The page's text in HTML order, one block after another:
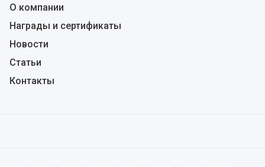
О компании
Награды и сертификаты
Новости
Статьи
Контакты